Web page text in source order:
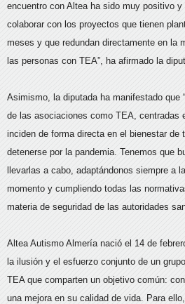
encuentro con Altea ha sido muy positivo
colaborar con los proyectos que tienen
meses y que redundan directamente en la
las personas con TEA”, ha afirmado la
Asimismo, la diputada ha manifestado que
de las asociaciones como TEA, centradas
inciden de forma directa en el bienestar de
detenerse por la pandemia. Tenemos que
llevarlas a cabo, adaptándonos siempre a
momento y cumpliendo todas las
materia de seguridad de las autoridades
Altea Autismo Almería nació el 14 de
la ilusión y el esfuerzo conjunto de un
TEA que comparten un objetivo común:
una mejora en su calidad de vida. Para